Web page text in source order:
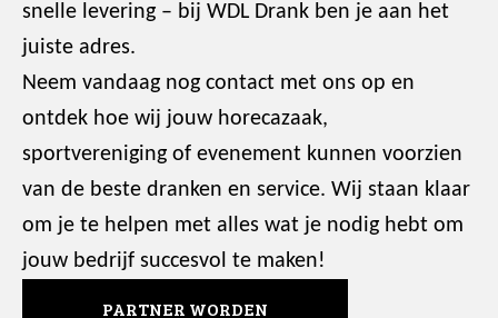
snelle levering – bij WDL Drank ben je aan het
juiste adres.
Neem vandaag nog contact met ons op en
ontdek hoe wij jouw horecazaak,
sportvereniging of evenement kunnen voorzien
van de beste dranken en service. Wij staan klaar
om je te helpen met alles wat je nodig hebt om
jouw bedrijf succesvol te maken!
PARTNER WORDEN